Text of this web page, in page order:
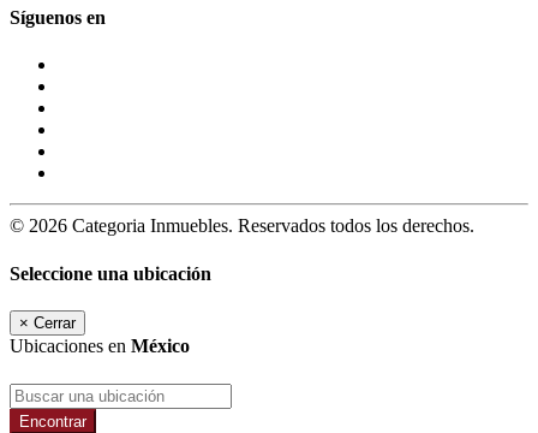
Síguenos en
© 2026 Categoria Inmuebles. Reservados todos los derechos.
Seleccione una ubicación
× Cerrar
Ubicaciones en México
Encontrar